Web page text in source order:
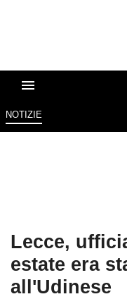
NOTIZIE
Lecce,
estate era
all'Udinese